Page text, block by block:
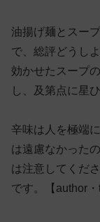
油揚げ麺とスー
で、総評どうし
効かせたスープ
し、及第点に星
辛味は人を極端
は遠慮なかった
は注意してくだ
です。【author・